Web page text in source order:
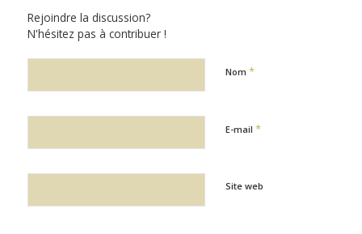
Rejoindre la discussion?
N'hésitez pas à contribuer !
Nom *
E-mail *
Site web